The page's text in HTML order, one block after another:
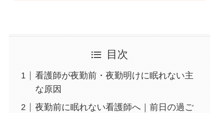
目次
看護師が夜勤前・夜勤明けに眠れない主
な原因
夜勤前に眠れない看護師へ｜前日の過ご